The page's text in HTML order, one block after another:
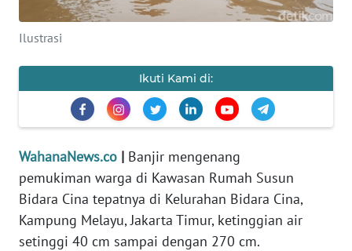
Ilustrasi
Ikuti Kami di:
WahanaNews.co | Banjir mengenang
pemukiman warga di Kawasan Rumah Susun
Bidara Cina tepatnya di Kelurahan Bidara Cina,
Kampung Melayu, Jakarta Timur, ketinggian air
setinggi 40 cm sampai dengan 270 cm.
SERBA-SERBI
PENDIDIKAN
OLAHRAGA
OPINI
EDITORIAL
Informasi